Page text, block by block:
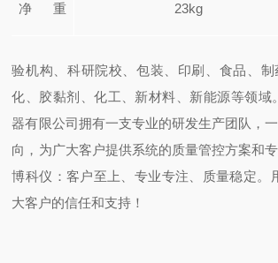
净 重 23kg
验机构、科研院校、包装、印刷、食品、
化、胶黏剂、化工、新材料、新能源等领域
器有限公司拥有一支专业的研发生产团队，
向，为广大客户提供系统的质量管控方案和
博科仪：客户至上、专业专注、质量稳定。
大客户的信任和支持！